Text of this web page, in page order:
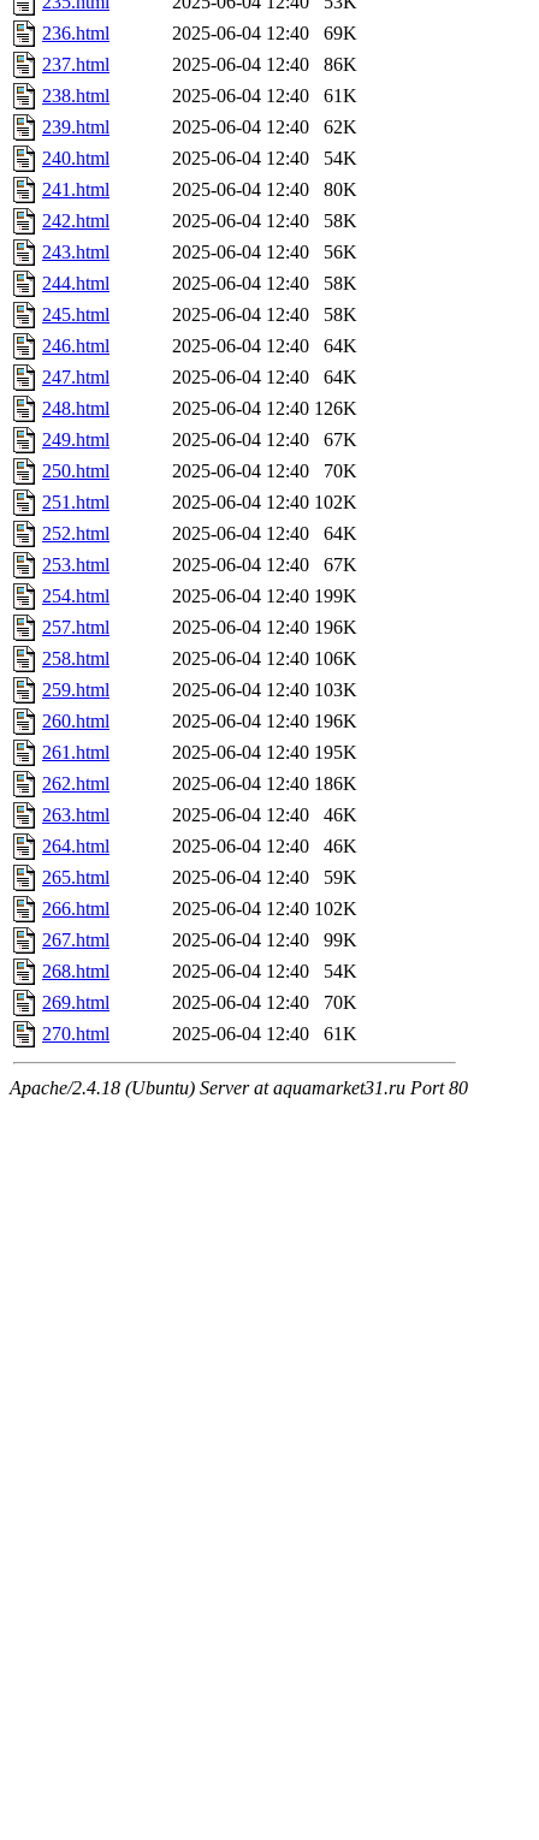
236.html
2025-06-04 12:40
69K
237.html
2025-06-04 12:40
86K
238.html
2025-06-04 12:40
61K
239.html
2025-06-04 12:40
62K
240.html
2025-06-04 12:40
54K
241.html
2025-06-04 12:40
80K
242.html
2025-06-04 12:40
58K
243.html
2025-06-04 12:40
56K
244.html
2025-06-04 12:40
58K
245.html
2025-06-04 12:40
58K
246.html
2025-06-04 12:40
64K
247.html
2025-06-04 12:40
64K
248.html
2025-06-04 12:40 126K
249.html
2025-06-04 12:40
67K
250.html
2025-06-04 12:40
70K
251.html
2025-06-04 12:40 102K
252.html
2025-06-04 12:40
64K
253.html
2025-06-04 12:40
67K
254.html
2025-06-04 12:40 199K
257.html
2025-06-04 12:40 196K
258.html
2025-06-04 12:40 106K
259.html
2025-06-04 12:40 103K
260.html
2025-06-04 12:40 196K
261.html
2025-06-04 12:40 195K
262.html
2025-06-04 12:40 186K
263.html
2025-06-04 12:40
46K
264.html
2025-06-04 12:40
46K
265.html
2025-06-04 12:40
59K
266.html
2025-06-04 12:40 102K
267.html
2025-06-04 12:40
99K
268.html
2025-06-04 12:40
54K
269.html
2025-06-04 12:40
70K
270.html
2025-06-04 12:40 61K
Apache/2.4.18 (Ubuntu) Server at aquamarket31.ru Port 80